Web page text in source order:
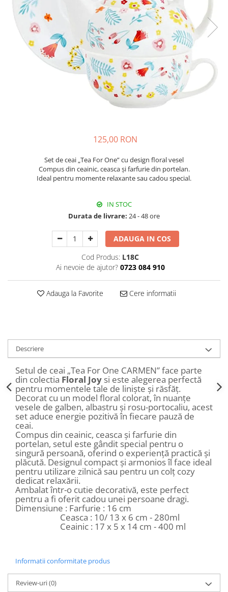
Papioane Cu Model
Cravate
Cravate Ascot Matase
Esarfe Matase & Vascoza
Butoni & Ace De Cravata
De Birou
Textile
Cutii Muzicale
Mic Mobilier & Organizare
Figurine Spargatorul De Nuci
Figurine & Plusuri
Decoratiuni Craciun
Sweet Wonderland
Crengute Decorative
Decoratiuni Luminoase
Pahare
Accesorii Bar
Accesorii Servire Argintate
Depozitare Alimente &
Condimente
125,00 RON
Set de ceai „Tea For One” cu design floral vesel
Compus din ceainic, ceasca și farfurie din portelan.
Ideal pentru momente relaxante sau cadou special.
IN STOC
Durata de livrare: 24 - 48 ore
ADAUGA IN COS
Cod Produs: L18C
Ai nevoie de ajutor? 0723 084 910
Adauga la Favorite Cere informatii
Descriere
Setul de ceai „Tea For One CARMEN” face parte
din colectia Floral Joy si este alegerea perfectă
pentru momentele tale de liniște și răsfăț.
Decorat cu un model floral colorat, în nuanțe
vesele de galben, albastru și rosu-portocaliu, acest
set aduce energie pozitivă în fiecare pauză de
ceai.
Compus din ceainic, ceasca și farfurie din
portelan, setul este gândit special pentru o
singură persoană, oferind o experiență practică și
plăcută. Designul compact și armonios îl face ideal
pentru utilizare zilnică sau pentru un colț cozy
dedicat relaxării.
Ambalat într-o cutie decorativă, este perfect
pentru a fi oferit cadou unei persoane dragi.
Dimensiune : Farfurie : 16 cm
Ceasca : 10/ 13 x 6 cm - 280ml
Ceainic : 17 x 5 x 14 cm - 400 ml
Informatii conformitate produs
Review-uri(0)